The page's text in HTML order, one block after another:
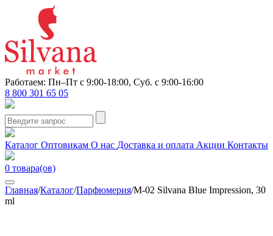
Работаем: Пн–Пт с 9:00-18:00, Суб. с 9:00-16:00
8 800 301 65 05
Каталог Оптовикам О нас Доставка и оплата Акции Контакты
0 товара(ов)
Главная/Каталог/Парфюмерия/M-02 Silvana Blue Impression, 30
ml